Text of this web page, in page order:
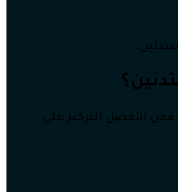
الأفضل التركيز على